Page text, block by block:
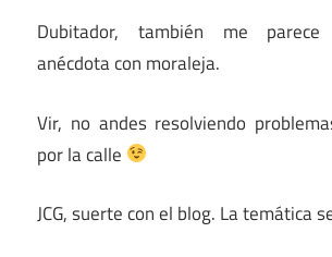
Dubitador, también me
anécdota con moraleja.
Vir, no andes resolviendo
por la calle
JCG, suerte con el blog. La temática